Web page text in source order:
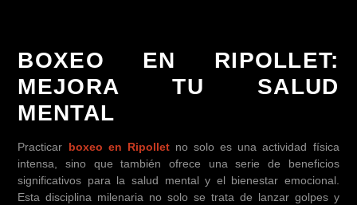
BOXEO EN RIPOLLET:
MEJORA TU SALUD
MENTAL
Practicar boxeo en Ripolletno solo es una actividad física
intensa, sino que también ofrece una serie de beneficios
significativos para la salud mental y el bienestar emocional.
Esta disciplina milenaria no solo se trata de lanzar golpes y